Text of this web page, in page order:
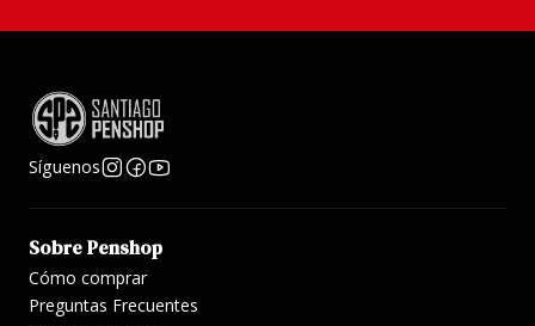
Síguenos
Sobre Penshop
Cómo comprar
Preguntas Frecuentes